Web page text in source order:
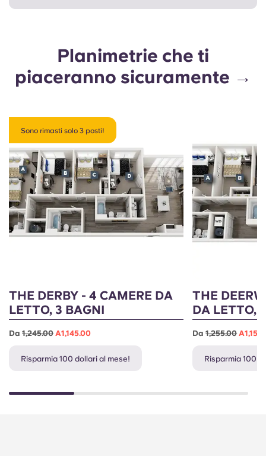
Planimetrie che ti
piaceranno sicuramente →
Sono rimasti solo 3 posti!
THE DERBY - 4 CAMERE DA
LETTO, 3 BAGNI
Da 1,245.00 A1,145.00
Risparmia 100 dollari al mese!
THE
DA LETTO,
Da1,255.00
Risparmia 100